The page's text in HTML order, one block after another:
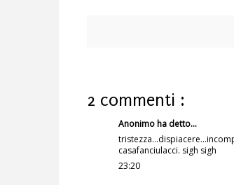
2 commenti :
Anonimo ha detto...
casafanciulacci. sigh sigh
23:20